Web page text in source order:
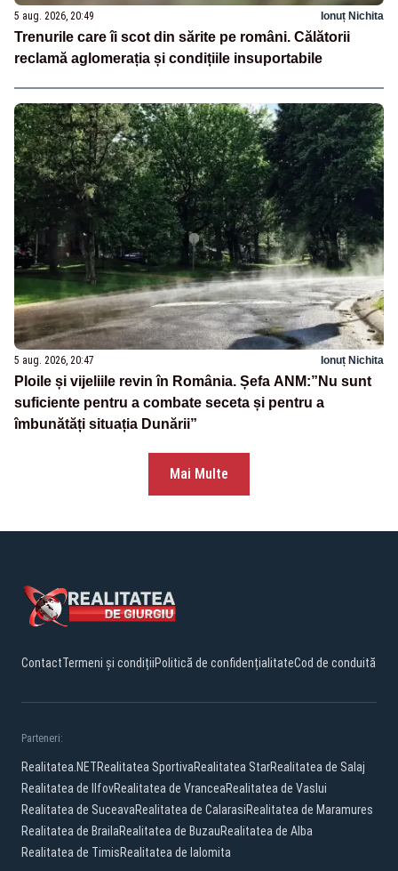
5 aug. 2026, 20:49 Ionuț Nichita
Trenurile care îi scot din sărite pe români. Călătorii
reclamă aglomerația și condițiile insuportabile
5 aug. 2026, 20:47 Ionuț Nichita
Ploile și vijeliile revin în România. Șefa ANM:”Nu sunt
suficiente pentru a combate seceta și pentru a
îmbunătăți situația Dunării”
Mai Multe
ContactTermeni și condițiiPolitică de confidențialitateCod de conduită
Parteneri:
Realitatea.NETRealitatea SportivaRealitatea StarRealitatea de Salaj
Realitatea de IlfovRealitatea de VranceaRealitatea de Vaslui
Realitatea de SuceavaRealitatea de CalarasiRealitatea de Maramures
Realitatea de BrailaRealitatea de BuzauRealitatea de Alba
Realitatea de TimisRealitatea de Ialomita